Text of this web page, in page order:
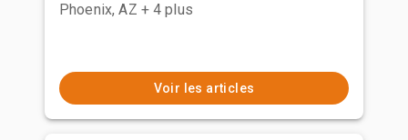
Phoenix, AZ + 4 plus
Voir les articles